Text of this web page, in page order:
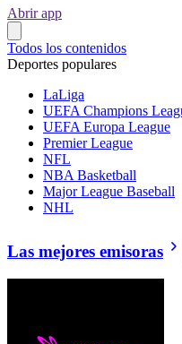
Abrir app
Todos los contenidos
Deportes populares
LaLiga
UEFA Champions
UEFA Europa League
Premier League
NFL
NBA Basketball
Major League Baseball
NHL
Las mejores emisoras